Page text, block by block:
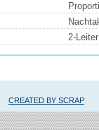
2-Leiter
CREATED BY SCRAP